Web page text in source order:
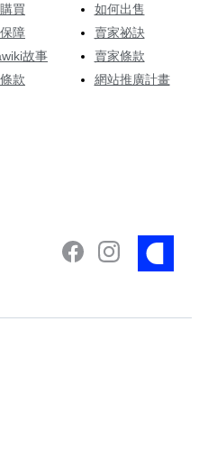
買
障
故事
款
如何出售
賣家祕訣
賣家條款
網站推廣計畫